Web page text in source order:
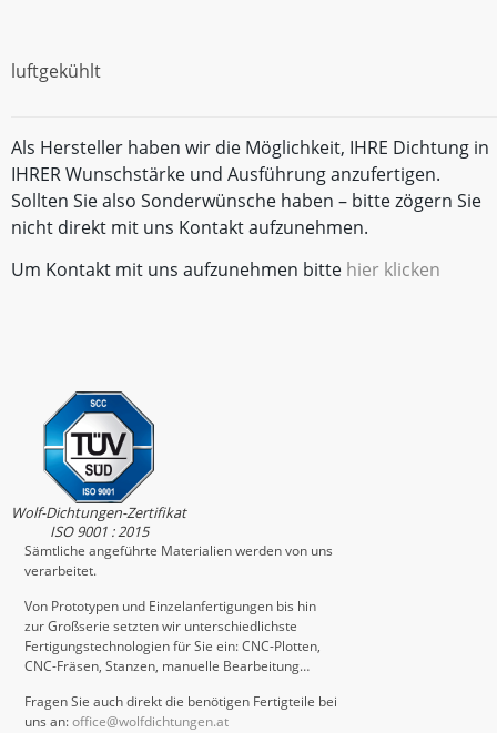
luftgekühlt
Als Hersteller haben wir die Möglichkeit, IHRE Dichtung in
IHRER Wunschstärke und Ausführung anzufertigen.
Sollten Sie also Sonderwünsche haben – bitte zögern Sie
nicht direkt mit uns Kontakt aufzunehmen.
Um Kontakt mit uns aufzunehmen bitte hier klicken
Wolf-Dichtungen-Zertifikat
ISO 9001 : 2015
Sämtliche angeführte Materialien werden von uns
verarbeitet.
Von Prototypen und Einzelanfertigungen bis hin
zur Großserie setzten wir unterschiedlichste
Fertigungstechnologien für Sie ein: CNC-Plotten,
CNC-Fräsen, Stanzen, manuelle Bearbeitung…
Fragen Sie auch direkt die benötigen Fertigteile bei
uns an:office@wolfdichtungen.at